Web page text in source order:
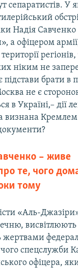
сепаратистів. У
Надія
а офіцером
ніким не
підстави брати в
не є
в Україні,– дії
визнана Кремлем
– живе
те, чого
тому
«Аль-
висвітлюють
жертвами
чого спецслужби
офіцера,